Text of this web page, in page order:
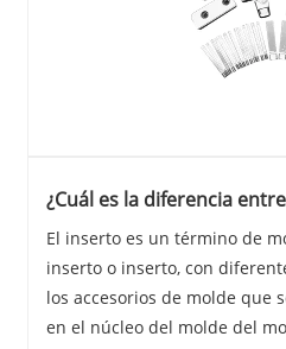
¿Cuál es la diferencia
El inserto es un término de
inserto o inserto, con
los accesorios de molde que
en el núcleo del molde del